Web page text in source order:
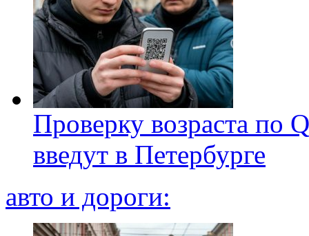
Проверку возраста по
введут в Петербурге
авто и дороги: